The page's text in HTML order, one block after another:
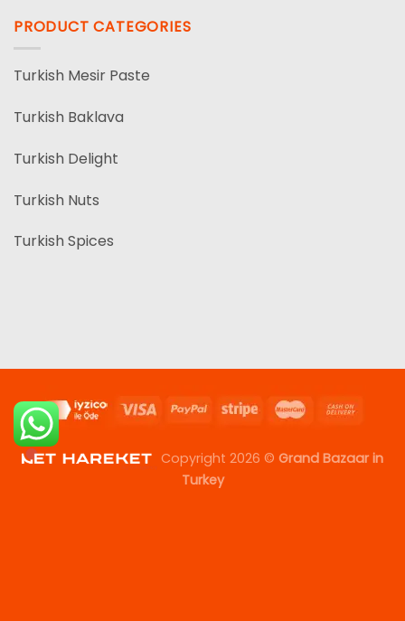
PRODUCT CATEGORIES
Turkish Mesir Paste
Turkish Baklava
Turkish Delight
Turkish Nuts
Turkish Spices
Copyright 2026 © Grand Bazaar in
Turkey